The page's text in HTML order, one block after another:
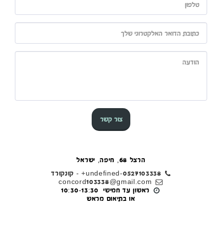
צור קשר
הרצל 68, חיפה, ישראל
+undefined-0527103338
- קונקורד
concord103338@gmail.com
ראשון עד חמישי  10:30-13:30
או בתיאום מראש